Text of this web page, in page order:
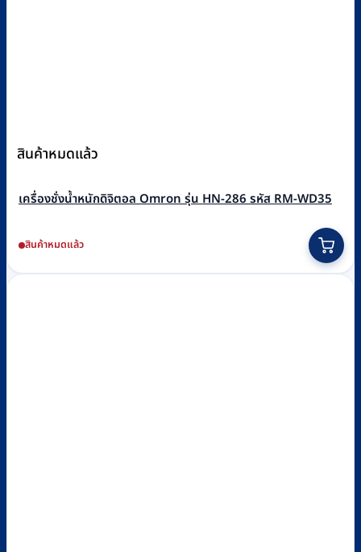
สินค้าหมดแล้ว
เครื่องชั่งน้ำหนักดิจิตอล Omron รุ่น HN-286 รหัส RM-WD35
สินค้าหมดแล้ว